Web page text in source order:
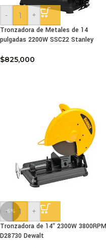
-
+
Tronzadora de Metales de 14
pulgadas 2200W SSC22 Stanley
$825,000
-6%
-
+
Tronzadora de 14″ 2300W 3800RPM
D28730 Dewalt